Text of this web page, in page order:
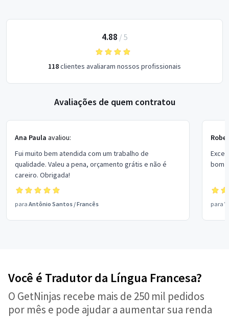
4.88 / 5
118clientes avaliaram nossos profissionais
Avaliações de quem contratou
Ana Paula avaliou:
Fui muito bem atendida com um trabalho de
qualidade. Valeu a pena, orçamento grátis e não é
careiro. Obrigada!
para Antônio Santos /Francês
bom
para
Você é Tradutor da Língua Francesa?
O GetNinjas recebe mais de 250 mil pedidos
por mês e pode ajudar a aumentar sua renda